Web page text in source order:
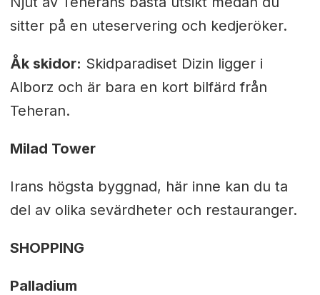
sitter på en uteservering och kedjeröker.
Åk skidor: Skidparadiset Dizin ligger i
Alborz och är bara en kort bilfärd från
Teheran.
Milad Tower
Irans högsta byggnad, här inne kan du ta
del av olika sevärdheter och restauranger.
SHOPPING
Palladium